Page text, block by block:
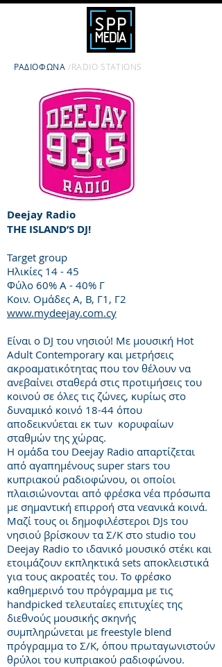
ΡΑΔΙΟΦΩΝΑ /RADIO STATIONS
Deejay Radio
THE ISLAND’S DJ!
Target group
Ηλικίες 14 - 45
Φύλο 60% A - 40% Γ
Κοιν. Ομάδες Α, Β, Γ1, Γ2
www.mydeejay.com.cy
Είναι ο DJ του νησιού! Με μουσική Hot
Adult Contemporary και μετρήσεις
ακροαματικότητας που τον θέλουν να
ανεβαίνει σταθερά στις προτιμήσεις του
κοινού σε όλες τις ζώνες, κυρίως στο
δυναμικό κοινό 18-44 όπου
αποδεικνύεται εκ των κορυφαίων
σταθμών της χώρας.
Η ομάδα του Deejay Radio απαρτίζεται
από αγαπημένους super stars του
κυπριακού ραδιοφώνου, οι οποίοι
πλαισιώνονται από φρέσκα νέα πρόσωπα
με σημαντική επιρροή στα νεανικά κοινά.
Μαζί τους οι δημοφιλέστεροι DJs του
νησιού βρίσκουν τα Σ/Κ στο studio του
Deejay Radio το ιδανικό μουσικό στέκι και
ετοιμάζουν εκπληκτικά sets αποκλειστικά
για τους ακροατές του. Το φρέσκο
καθημερινό του πρόγραμμα με τις
handpicked τελευταίες επιτυχίες της
διεθνούς μουσικής σκηνής
συμπληρώνεται με freestyle blend
πρόγραμμα το Σ/Κ, όπου πρωταγωνιστούν
θρύλοι του κυπριακού ραδιοφώνου.